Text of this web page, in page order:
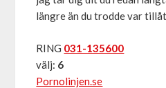
längre än du trodde var
RING 031-135600
välj: 6
Pornolinjen.se